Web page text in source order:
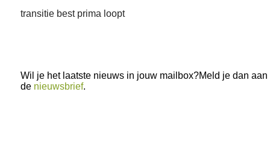
transitie best prima loopt
Wil je het laatste nieuws in jouw mailbox?Meld je dan aan
de nieuwsbrief.